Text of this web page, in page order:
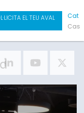
EL TEU AVAL
Cat
Cas